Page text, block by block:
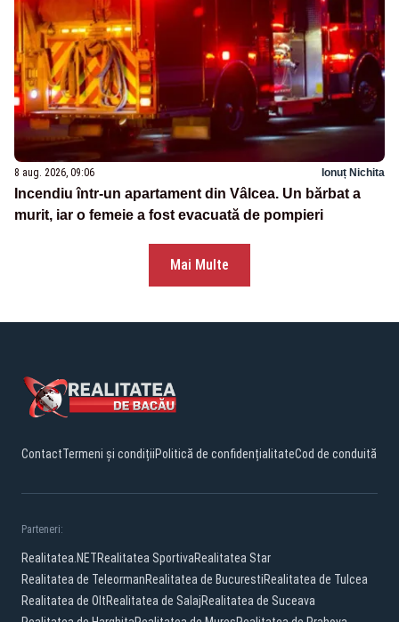
8 aug. 2026, 09:06 Ionuț Nichita
Incendiu într-un apartament din Vâlcea. Un bărbat a
murit, iar o femeie a fost evacuată de pompieri
Mai Multe
ContactTermeni și condițiiPolitică de confidențialitateCod de conduită
Parteneri:
Realitatea.NETRealitatea SportivaRealitatea Star
Realitatea de TeleormanRealitatea de BucurestiRealitatea de Tulcea
Realitatea de OltRealitatea de SalajRealitatea de Suceava